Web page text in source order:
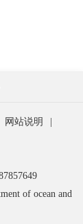
网站说明
of ocean and